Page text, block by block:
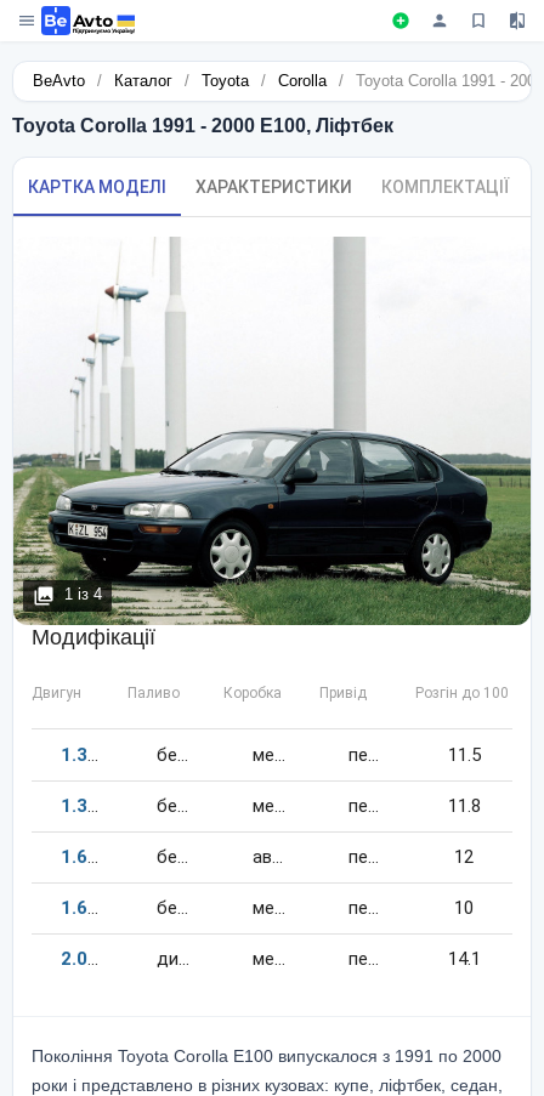
BeAvto / Каталог / Toyota / Corolla / Toyota Corolla 1991 -
Toyota Corolla 1991 - 2000 E100, Ліфтбек
КАРТКА МОДЕЛІ ХАРАКТЕРИСТИКИ КОМПЛЕКТАЦІЇ
1 із 4
Модифікації
Двигун Паливо Коробка Привід Розгін до 100 км/
1.388 бензин механіка передній 11.5
1.388 бензин механіка передній 11.8
1.6114 бензин автомат передній 12
1.6114 бензин механіка передній 10
2.072 дизель механіка передній 14.1
Покоління Toyota Corolla E100 випускалося з 1991 по 2000
роки і представлено в різних кузовах: купе, ліфтбек, седан,